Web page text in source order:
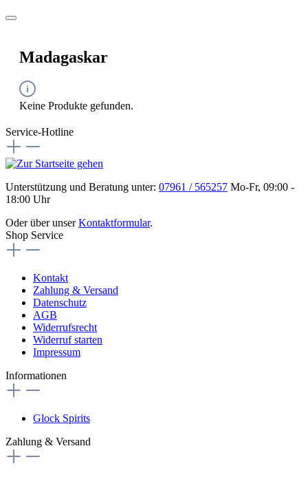
Madagaskar
Keine Produkte gefunden.
Service-Hotline
Unterstützung und Beratung unter: 07961 / 565257 Mo-Fr, 09:00 -
18:00 Uhr
Oder über unserKontaktformular.
Shop Service
Kontakt
Zahlung & Versand
Datenschutz
AGB
Widerrufsrecht
Widerruf starten
Impressum
Informationen
Glock Spirits
Zahlung & Versand